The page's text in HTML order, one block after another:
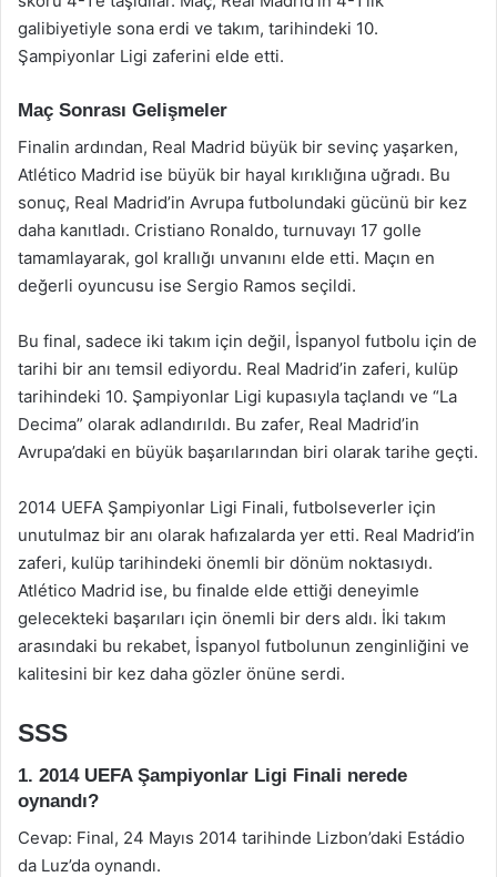
galibiyetiyle sona erdi ve takım, tarihindeki 10.
Şampiyonlar Ligi zaferini elde etti.
Maç Sonrası Gelişmeler
Finalin ardından, Real Madrid büyük bir sevinç yaşarken,
Atlético Madrid ise büyük bir hayal kırıklığına uğradı. Bu
sonuç, Real Madrid’in Avrupa futbolundaki gücünü bir kez
daha kanıtladı. Cristiano Ronaldo, turnuvayı 17 golle
tamamlayarak, gol krallığı unvanını elde etti. Maçın en
değerli oyuncusu ise Sergio Ramos seçildi.
Bu final, sadece iki takım için değil, İspanyol futbolu için de
tarihi bir anı temsil ediyordu. Real Madrid’in zaferi, kulüp
tarihindeki 10. Şampiyonlar Ligi kupasıyla taçlandı ve “La
Decima” olarak adlandırıldı. Bu zafer, Real Madrid’in
Avrupa’daki en büyük başarılarından biri olarak tarihe geçti.
2014 UEFA Şampiyonlar Ligi Finali, futbolseverler için
unutulmaz bir anı olarak hafızalarda yer etti. Real Madrid’in
zaferi, kulüp tarihindeki önemli bir dönüm noktasıydı.
Atlético Madrid ise, bu finalde elde ettiği deneyimle
gelecekteki başarıları için önemli bir ders aldı. İki takım
arasındaki bu rekabet, İspanyol futbolunun zenginliğini ve
kalitesini bir kez daha gözler önüne serdi.
SSS
1. 2014 UEFA Şampiyonlar Ligi Finali nerede
oynandı?
Cevap: Final, 24 Mayıs 2014 tarihinde Lizbon’daki Estádio
da Luz’da oynandı.